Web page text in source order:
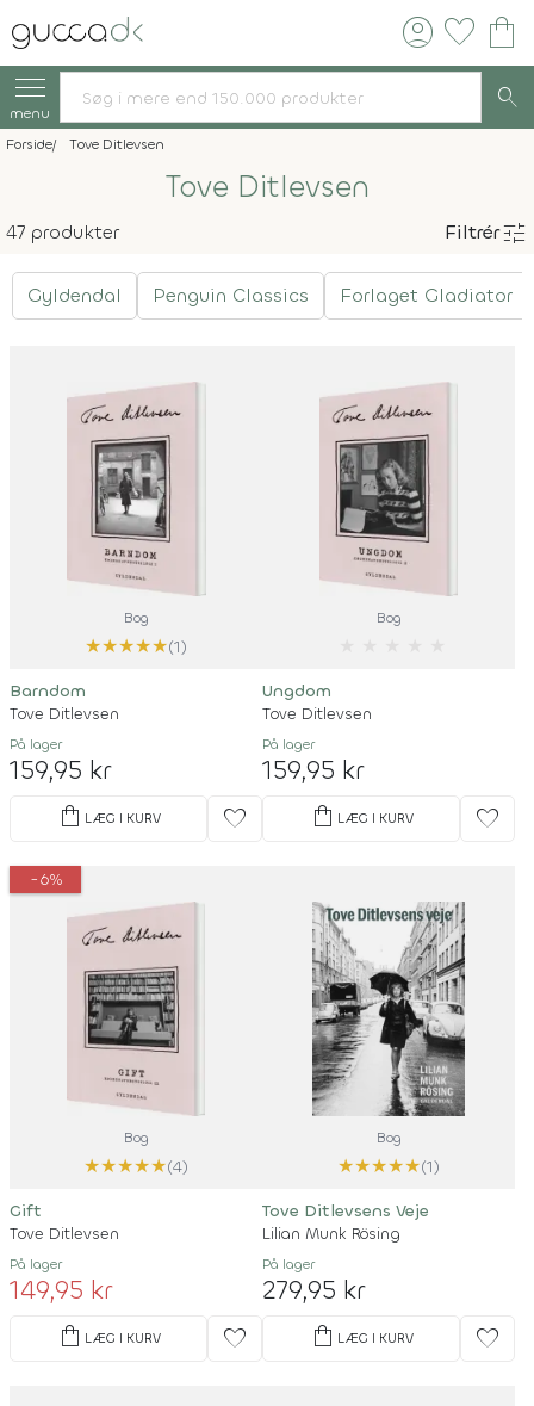
account_circle favorite shopping_bag
menu search
Forside Tove Ditlevsen
Tove Ditlevsen
47 produkter Filtrértune
Gyldendal Penguin Classics Forlaget Gladiator
Bog
★★★★★(1)
Barndom
Tove Ditlevsen
På lager
159,95 kr
shopping_bag LÆG I KURV favorite
Bog
Ungdom
Tove Ditlevsen
På lager
159,95 kr
shopping_bag LÆG I KURV favorite
-6%
Bog
★★★★★(4)
Gift
Tove Ditlevsen
På lager
149,95 kr
shopping_bag LÆG I KURV favorite
Bog
★★★★★(1)
Tove Ditlevsens Veje
Lilian Munk Rösing
På lager
279,95 kr
shopping_bag LÆG I KURV favorite